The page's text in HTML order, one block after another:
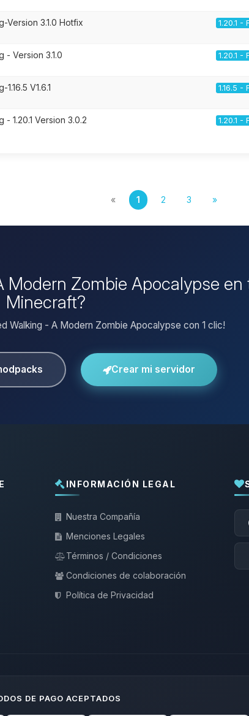
Version 3.1.0 Hotfix 1.20.1 -
- Version 3.1.0 1.20.1 -
V1.6.1 1.16.5 -
- 1.20.1 Version 3.0.2 1.20.1 -
« 1 2 3 »
Zombie Apocalypse en
Minecraft?
Walking - A Modern Zombie Apocalypse con 1 clic!
Crear mi servidor
INFORMACIÓN LEGAL
Nuestra Compañía
Menciones Legales
Términos / Condiciones
Condiciones de colaboración
Política de Privacidad
DE PAGO ACEPTADOS
06/